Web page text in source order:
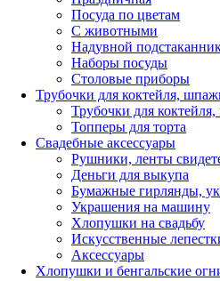
Посуда по цветам
С животными
Надувной
Наборы посуды
Столовые приборы
Трубочки для коктейля,
Трубочки для
Топперы для торта
Свадебные аксессуары
Рушники, ленты
Деньги для выкупа
Бумажные гирлянды,
Украшения на машину
Хлопушки на свадьбу
Искусственные
Аксессуары
Хлопушки и бенгальские